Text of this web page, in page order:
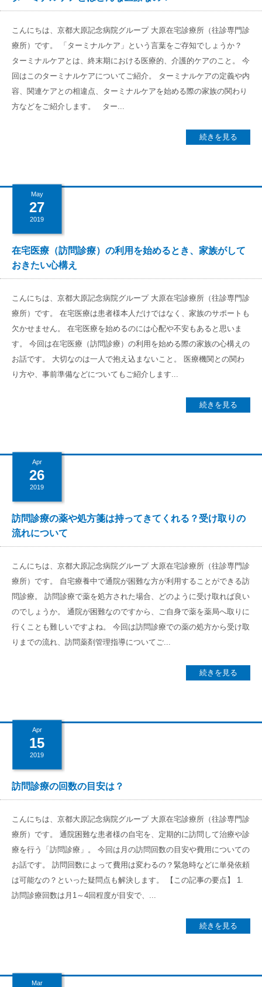
こんにちは、京都大原記念病院グループ 大原在宅診療所（往診専門診
療所）です。 「ターミナルケア」という言葉をご存知でしょうか？
ターミナルケアとは、終末期における医療的、介護的ケアのこと。 今
回はこのターミナルケアについてご紹介。 ターミナルケアの定義や内
容、関連ケアとの相違点、ターミナルケアを始める際の家族の関わり
方などをご紹介します。 ター...
続きを見る
May
27
2019
在宅医療（訪問診療）の利用を始めるとき、家族がして
おきたい心構え
こんにちは、京都大原記念病院グループ 大原在宅診療所（往診専門診
療所）です。 在宅医療は患者様本人だけではなく、家族のサポートも
欠かせません。 在宅医療を始めるのには心配や不安もあると思いま
す。 今回は在宅医療（訪問診療）の利用を始める際の家族の心構えの
お話です。 大切なのは一人で抱え込まないこと。 医療機関との関わ
り方や、事前準備などについてもご紹介します...
続きを見る
Apr
26
2019
訪問診療の薬や処方箋は持ってきてくれる？受け取りの
流れについて
こんにちは、京都大原記念病院グループ 大原在宅診療所（往診専門診
療所）です。 自宅療養中で通院が困難な方が利用することができる訪
問診療。 訪問診療で薬を処方された場合、どのように受け取れば良い
のでしょうか。 通院が困難なのですから、ご自身で薬を薬局へ取りに
行くことも難しいですよね。 今回は訪問診療での薬の処方から受け取
りまでの流れ、訪問薬剤管理指導についてご...
続きを見る
Apr
15
2019
訪問診療の回数の目安は？
こんにちは、京都大原記念病院グループ 大原在宅診療所（往診専門診
療所）です。 通院困難な患者様の自宅を、定期的に訪問して治療や診
療を行う「訪問診療」。 今回は月の訪問回数の目安や費用についての
お話です。 訪問回数によって費用は変わるの？緊急時などに単発依頼
は可能なの？といった疑問点も解決します。 【この記事の要点】 1.
訪問診療回数は月1～4回程度が目安で、...
続きを見る
Mar